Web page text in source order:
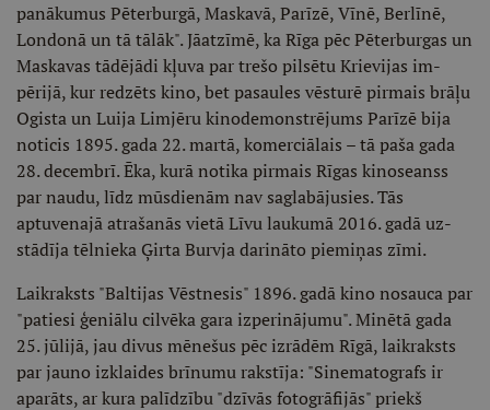
panākumus Pēter­burgā, Maskavā, Parīzē, Vīnē, Berlīnē,
Londonā un tā tālāk". Jāatzīmē, ka Rīga pēc Pēterburgas un
Maskavas tādējā­di kļuva par trešo pilsētu Krievijas im­
pērijā, kur redzēts kino, bet pasaules vēsturē pirmais brāļu
Ogista un Luija Limjēru kinodemonstrējums Parīzē bi­ja
noticis 1895. gada 22. martā, komer­ciālais – tā paša gada
28. decembrī. Ēka, kurā notika pirmais Rīgas kinose­anss
par naudu, līdz mūsdienām nav saglabājusies. Tās
aptuvenajā atraša­nās vietā Līvu laukumā 2016. gadā uz­
stādīja tēlnieka Ģirta Burvja darināto piemiņas zīmi.
Laikraksts "Baltijas Vēstnesis" 1896. gadā kino nosauca par
"patiesi ģeniālu cilvēka gara izperinājumu". Minētā ga­da
25. jūlijā, jau divus mēnešus pēc iz­rādēm Rīgā, laikraksts
par jauno izklai­des brīnumu rakstīja: "Sinematografs ir
aparāts, ar kura palīdzību "dzīvās fotogrāfijās" priekš